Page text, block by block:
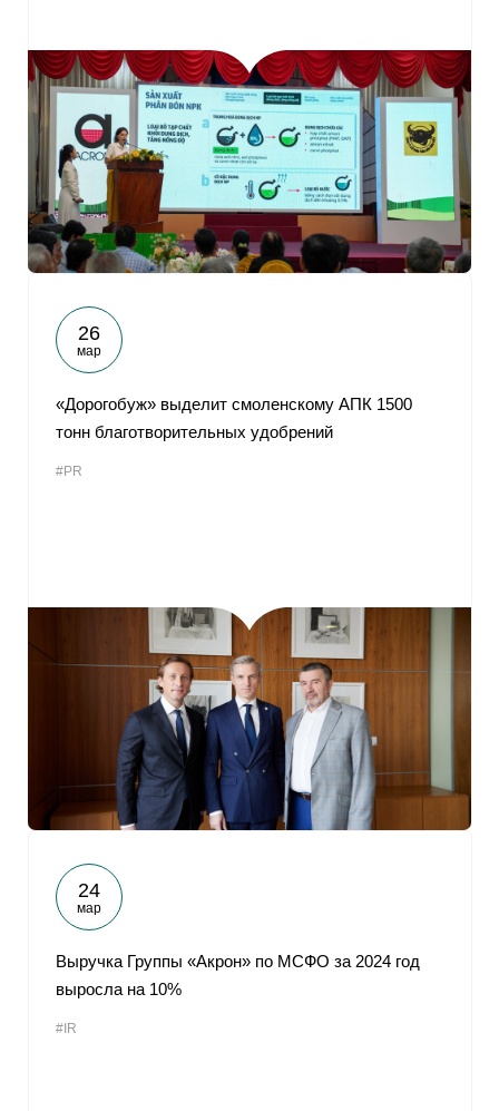
26
мар
«Дорогобуж» выделит смоленскому АПК 1500
тонн благотворительных удобрений
#PR
24
мар
Выручка Группы «Акрон» по МСФО за 2024 год
выросла на 10%
#IR